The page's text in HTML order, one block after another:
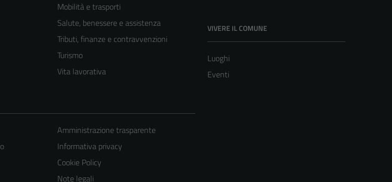
Mobilità e trasporti
Salute, benessere e assistenza
Tributi, finanze e contravvenzioni
Turismo
Vita lavorativa
VIVERE IL COMUNE
Luoghi
Eventi
Amministrazione trasparente
Informativa privacy
Cookie Policy
Note legali
Tecnici
Questi cookie
sono necessari